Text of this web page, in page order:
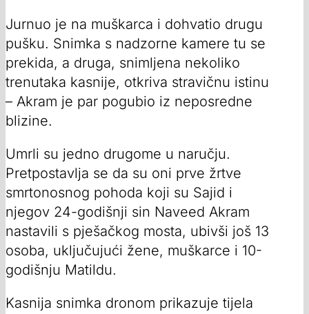
Jurnuo je na muškarca i dohvatio drugu
pušku. Snimka s nadzorne kamere tu se
prekida, a druga, snimljena nekoliko
trenutaka kasnije, otkriva stravičnu istinu
– Akram je par pogubio iz neposredne
blizine.
Umrli su jedno drugome u naručju.
Pretpostavlja se da su oni prve žrtve
smrtonosnog pohoda koji su Sajid i
njegov 24-godišnji sin Naveed Akram
nastavili s pješačkog mosta, ubivši još 13
osoba, uključujući žene, muškarce i 10-
godišnju Matildu.
Kasnija snimka dronom prikazuje tijela